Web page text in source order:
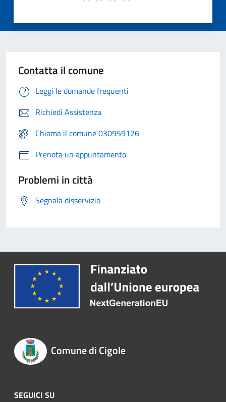
Contatta il comune
Leggi le domande frequenti
Richiedi Assistenza
Chiama il comune 030959126
Prenota un appuntamento
Problemi in città
Segnala disservizio
Comune di Cigole
SEGUICI SU